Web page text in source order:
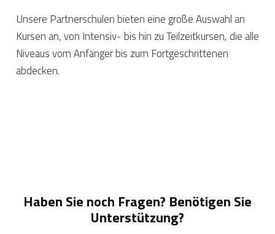
Unsere Partnerschulen bieten eine großeAuswahl an
Kursen an,von Intensiv- bis hin zuTeilzeitkursen, die alle
NiveausvomAnfänger bis zum Fortgeschrittenen
abdecken.
Haben Sie noch Fragen? Benötigen Sie
Unterstützung?